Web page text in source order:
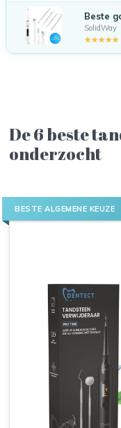
Beste
SolidWay
★★★★★
De 6 beste
onderzocht
BESTE ALGEMENE KEUZE